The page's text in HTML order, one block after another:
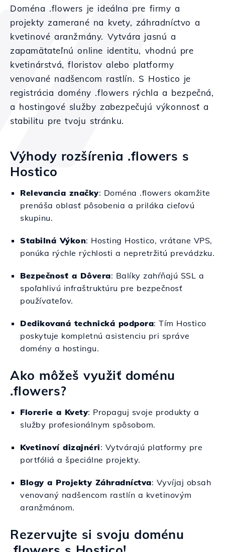
Doména .flowers je ideálna pre firmy a
projekty zamerané na kvety, záhradníctvo a
kvetinové aranžmány. Vytvára jasnú a
zapamätateľnú online identitu, vhodnú pre
kvetinárstvá, floristov alebo platformy
venované nadšencom rastlín. S Hostico je
registrácia domény .flowers rýchla a bezpečná,
a hostingové služby zabezpečujú výkonnosť a
stabilitu pre tvoju stránku.
Výhody rozšírenia .flowers s
Hostico
Relevancia značky: Doména .flowers okamžite
prenáša oblasť pôsobenia a priláka cieľovú
skupinu.
Stabilná Výkon: Hosting Hostico, vrátane VPS,
ponúka rýchle rýchlosti a nepretržitú prevádzku.
Bezpečnosť a Dôvera: Balíky zahŕňajú SSL a
spoľahlivú infraštruktúru pre bezpečnosť
používateľov.
Dedikovaná technická podpora: Tím Hostico
poskytuje kompletnú asistenciu pri správe
domény a hostingu.
Ako môžeš využiť doménu
.flowers?
Florerie a Kvety: Propaguj svoje produkty a
služby profesionálnym spôsobom.
Kvetinoví dizajnéri: Vytvárajú platformy pre
portfóliá a špeciálne projekty.
Blogy a Projekty Záhradníctva: Vyvíjaj obsah
venovaný nadšencom rastlín a kvetinovým
aranžmánom.
Rezervujte si svoju doménu